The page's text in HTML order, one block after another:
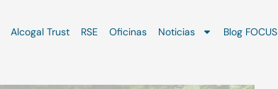
Alcogal Trust RSE Oficinas Noticias Blog FOCUS